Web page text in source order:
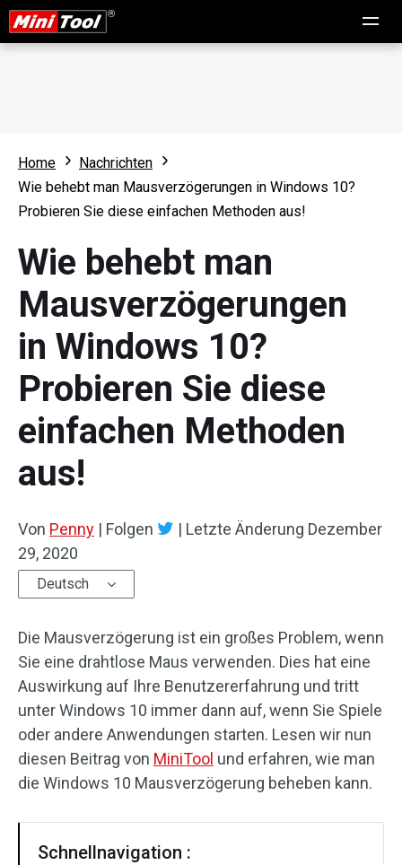
Home
Nachrichten
Wie behebt man Mausverzögerungen in Windows 10?
Probieren Sie diese einfachen Methoden aus!
Wie behebt man
Mausverzögerungen
in Windows 10?
Probieren Sie diese
einfachen Methoden
aus!
Von Penny | Folgen | Letzte Änderung Dezember
29, 2020
Deutsch
Die Mausverzögerung ist ein großes Problem, wenn
Sie eine drahtlose Maus verwenden. Dies hat eine
Auswirkung auf Ihre Benutzererfahrung und tritt
unter Windows 10 immer dann auf, wenn Sie Spiele
oder andere Anwendungen starten. Lesen wir nun
diesen Beitrag von MiniTool und erfahren, wie man
die Windows 10 Mausverzögerung beheben kann.
Schnellnavigation :